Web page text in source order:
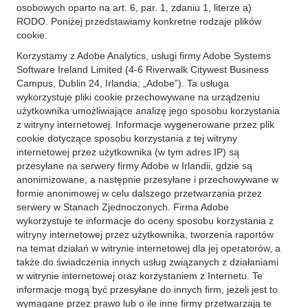
osobowych oparto na art. 6, par. 1, zdaniu 1, literze a)
RODO. Poniżej przedstawiamy konkretne rodzaje plików
cookie.
Korzystamy z Adobe Analytics, usługi firmy Adobe Systems
Software Ireland Limited (4-6 Riverwalk Citywest Business
Campus, Dublin 24, Irlandia; „Adobe”). Ta usługa
wykorzystuje pliki cookie przechowywane na urządzeniu
użytkownika umożliwiające analizę jego sposobu korzystania
z witryny internetowej. Informacje wygenerowane przez plik
cookie dotyczące sposobu korzystania z tej witryny
internetowej przez użytkownika (w tym adres IP) są
przesyłane na serwery firmy Adobe w Irlandii, gdzie są
anonimizowane, a następnie przesyłane i przechowywane w
formie anonimowej w celu dalszego przetwarzania przez
serwery w Stanach Zjednoczonych. Firma Adobe
wykorzystuje te informacje do oceny sposobu korzystania z
witryny internetowej przez użytkownika, tworzenia raportów
na temat działań w witrynie internetowej dla jej operatorów, a
także do świadczenia innych usług związanych z działaniami
w witrynie internetowej oraz korzystaniem z Internetu. Te
informacje mogą być przesyłane do innych firm, jeżeli jest to
wymagane przez prawo lub o ile inne firmy przetwarzają te